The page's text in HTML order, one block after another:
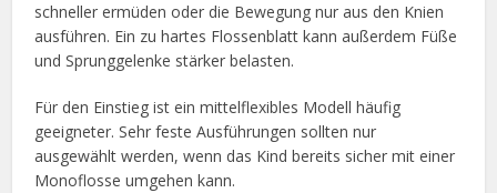
schneller ermüden oder die Bewegung nur aus den Knien
ausführen. Ein zu hartes Flossenblatt kann außerdem Füße
und Sprunggelenke stärker belasten.
Für den Einstieg ist ein mittelflexibles Modell häufig
geeigneter. Sehr feste Ausführungen sollten nur
ausgewählt werden, wenn das Kind bereits sicher mit einer
Monoflosse umgehen kann.